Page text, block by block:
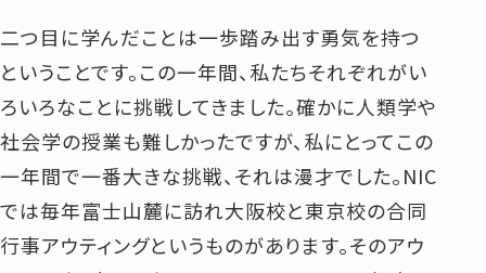
二つ目に学んだことは一歩踏み出す勇気を持つ
ということです。この一年間、私たちそれぞれがい
ろいろなことに挑戦してきました。確かに人類学や
社会学の授業も難しかったですが、私にとってこの
一年間で一番大きな挑戦、それは漫才でした。NIC
では毎年富士山麓に訪れ大阪校と東京校の合同
行事アウティングというものがあります。そのアウ